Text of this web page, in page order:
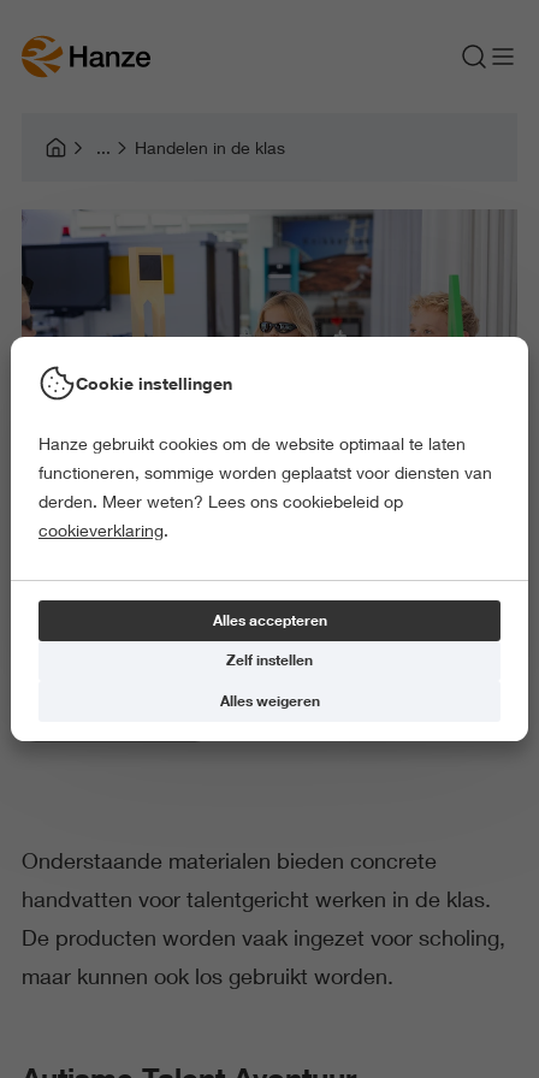
Handelen in de klas
Handelen in de klas
Onderstaande materialen bieden concrete
handvatten voor talentgericht werken in de klas.
De producten worden vaak ingezet voor scholing,
maar kunnen ook los gebruikt worden.
Cookie instellingen
Hanze gebruikt cookies om de website optimaal te laten
functioneren, sommige worden geplaatst voor diensten van
derden. Meer weten? Lees ons cookiebeleid op
cookieverklaring.
Alles accepteren
Zelf instellen
Alles weigeren